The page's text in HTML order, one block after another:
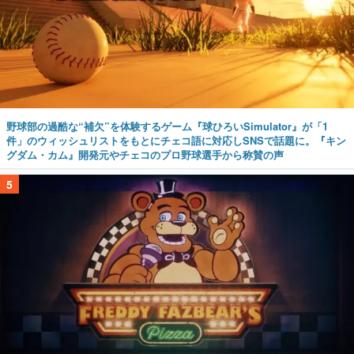
野球部の過酷な“補欠”を体験するゲーム『球ひろいSimulator』が「1
件」のウィッシュリストをもとにチェコ語に対応しSNSで話題に。『キン
グダム・カム』開発元やチェコのプロ野球選手から称賛の声
5